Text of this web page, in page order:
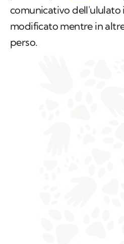
comunicativo dell'ululato
modificato mentre in
perso.